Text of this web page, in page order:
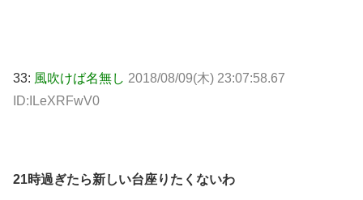
33: 風吹けば名無し 2018/08/09(木) 23:07:58.67
ID:ILeXRFwV0
21時過ぎたら新しい台座りたくないわ